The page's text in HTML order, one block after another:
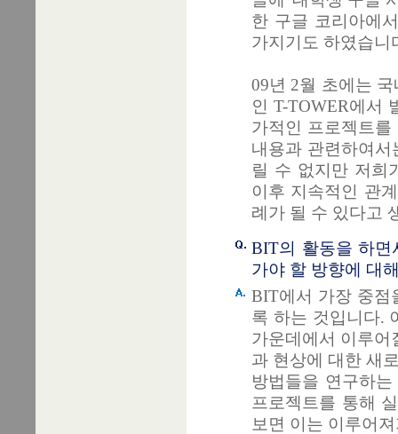
한 구글 코리아에
가지기도 하였습니
09년 2월 초에는
인 T-TOWER에서
가적인 프로젝트
내용과 관련하여
릴 수 없지만 저희
이후 지속적인 관
례가 될 수 있다고
BIT의 활동을 하
가야 할 방향에 대
BIT에서 가장 중점
록 하는 것입니다.
가운데에서 이루어
과 현상에 대한 새
방법들을 연구하
프로젝트를 통해
보면 이는 이루어